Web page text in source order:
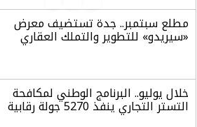
مطلع سبتمبر.. جدة تستضيف معرض
«سيريدو» للتطوير والتملك العقاري
خلال يوليو.. البرنامج الوطني لمكافحة
التستر التجاري ينفذ 5270 جولة رقابية